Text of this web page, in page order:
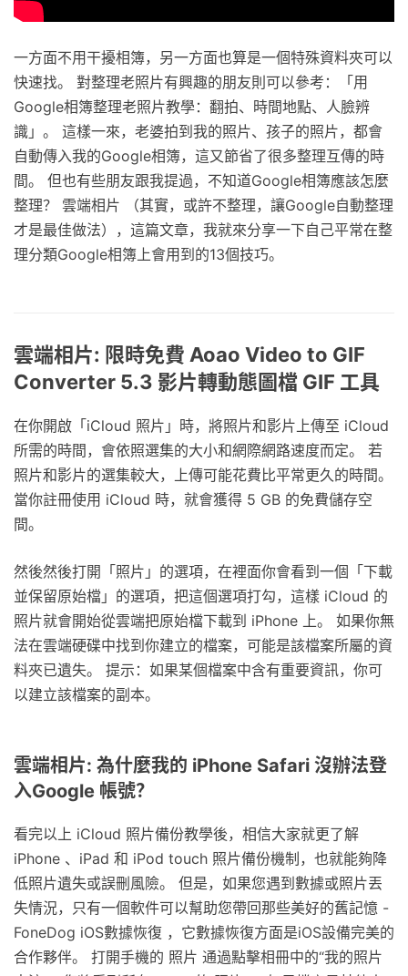
一方面不用干擾相簿，另一方面也算是一個特殊資料夾可以
快速找。 對整理老照片有興趣的朋友則可以參考：「用
Google相簿整理老照片教學：翻拍、時間地點、人臉辨
識」。 這樣一來，老婆拍到我的照片、孩子的照片，都會
自動傳入我的Google相簿，這又節省了很多整理互傳的時
間。 但也有些朋友跟我提過，不知道Google相簿應該怎麼
整理？ 雲端相片 （其實，或許不整理，讓Google自動整理
才是最佳做法），這篇文章，我就來分享一下自己平常在整
理分類Google相簿上會用到的13個技巧。
雲端相片: 限時免費 Aoao Video to GIF
Converter 5.3 影片轉動態圖檔 GIF 工具
在你開啟「iCloud 照片」時，將照片和影片上傳至 iCloud
所需的時間，會依照選集的大小和網際網路速度而定。 若
照片和影片的選集較大，上傳可能花費比平常更久的時間。
當你註冊使用 iCloud 時，就會獲得 5 GB 的免費儲存空
間。
然後然後打開「照片」的選項，在裡面你會看到一個「下載
並保留原始檔」的選項，把這個選項打勾，這樣 iCloud 的
照片就會開始從雲端把原始檔下載到 iPhone 上。 如果你無
法在雲端硬碟中找到你建立的檔案，可能是該檔案所屬的資
料夾已遺失。 提示：如果某個檔案中含有重要資訊，你可
以建立該檔案的副本。
雲端相片: 為什麼我的 iPhone Safari 沒辦法登
入Google 帳號？
看完以上 iCloud 照片備份教學後，相信大家就更了解
iPhone 、iPad 和 iPod touch 照片備份機制，也就能夠降
低照片遺失或誤刪風險。 但是，如果您遇到數據或照片丟
失情況，只有一個軟件可以幫助您帶回那些美好的舊記憶 -
FoneDog iOS數據恢復 ，它數據恢復方面是iOS設備完美的
合作夥伴。 打開手機的 照片 通過點擊相冊中的“我的照片